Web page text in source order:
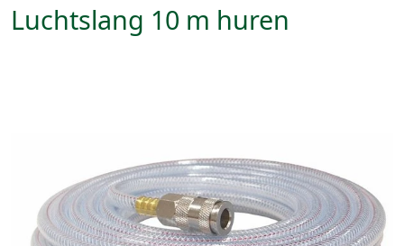
Luchtslang 10 m huren